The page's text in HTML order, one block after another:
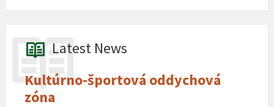
Latest News
Kultúrno-športová oddychová
zóna